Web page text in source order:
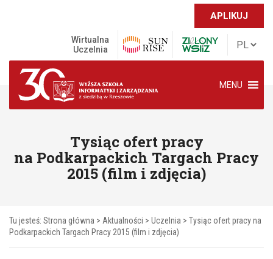
APLIKUJ
Wirtualna
Uczelnia
MENU
Tysiąc ofert pracy
na Podkarpackich Targach Pracy
2015 (film i zdjęcia)
Tu jesteś: Strona główna > Aktualności > Uczelnia > Tysiąc ofert pracy na
Podkarpackich Targach Pracy 2015 (film i zdjęcia)